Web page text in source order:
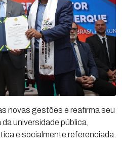
novas gestões e reafirma seu
universidade pública,
e socialmente referenciada.